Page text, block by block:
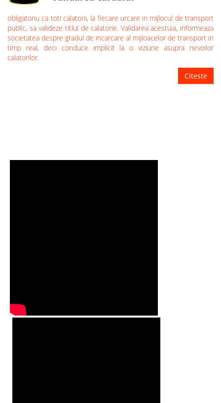
obligatoriu ca toti calatorii, la fiecare urcare in mijlocul de transport
public, sa valideze titlul de calatorie. Validarea acestuia, informeaza
societatea despre gradul de incarcare al mijloacelor de transport in
timp real, deci conduce implicit la o viziune asupra nevoilor
calatorilor.
Citeste